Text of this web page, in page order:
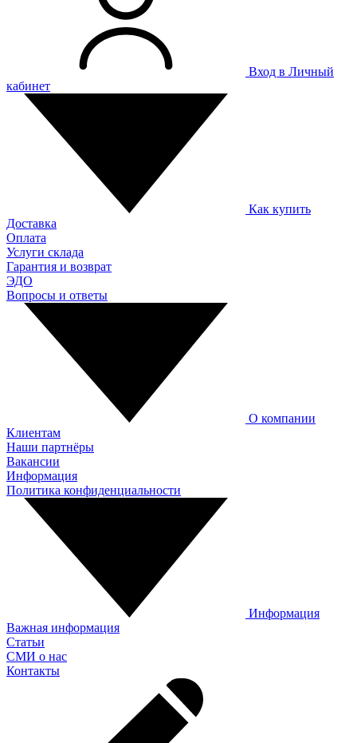
Вход в Личный
кабинет
Как купить
Доставка
Оплата
Услуги склада
Гарантия и возврат
ЭДО
Вопросы и ответы
О компании
Клиентам
Наши партнёры
Вакансии
Информация
Политика конфиденциальности
Информация
Важная информация
Статьи
СМИ о нас
Контакты